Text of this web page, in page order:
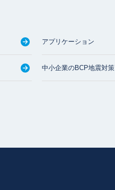
アプリケーション
中小企業のBCP地震対策